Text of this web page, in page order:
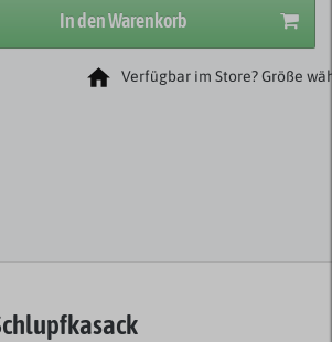
In den Warenkorb
Verfügbar im Store? Größe